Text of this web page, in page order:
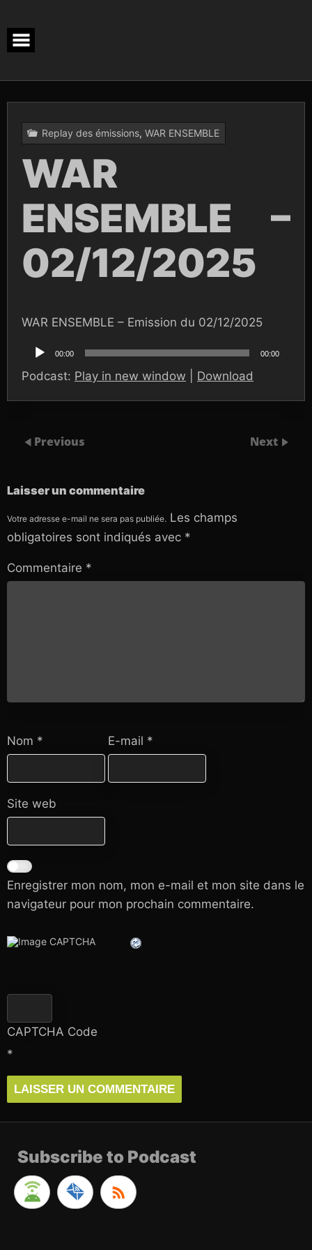
content
Replay des émissions, WAR ENSEMBLE
WAR
ENSEMBLE –
02/12/2025
WAR ENSEMBLE – Emission du 02/12/2025
audio
00:00 00:00
Podcast: Play in new window Download
Previous Next
Laisser un commentaire
Votre adresse e-mail ne sera pas publiée. Les champs
obligatoires sont indiqués avec *
Commentaire *
Nom * E-mail *
Site web
Enregistrer mon nom, mon e-mail et mon site dans le
navigateur pour mon prochain commentaire.
CAPTCHA Code
*
Subscribe to Podcast